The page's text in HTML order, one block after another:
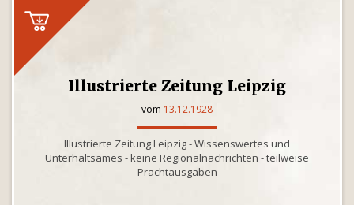
Illustrierte Zeitung Leipzig
vom 13.12.1928
Illustrierte Zeitung Leipzig - Wissenswertes und
Unterhaltsames - keine Regionalnachrichten - teilweise
Prachtausgaben